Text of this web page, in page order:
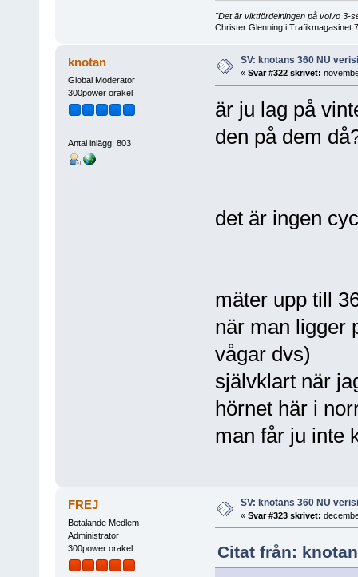
"Det är viktfördelningen på volvo 3-
Christer Glenning i Trafikmagasinet
knotan
Global Moderator
300power orakel
Antal inlägg: 803
SV: knotans 360 NU
« Svar #322 skrivet:
är ju lag på
den på dem
det är ingen
mäter upp till
när man ligger
vågar dvs)
självklart när
hörnet här i
man får ju inte
FREJ
Betalande Medlem
Administrator
300power orakel
SV: knotans 360 NU
« Svar #323 skrivet:
Citat från: